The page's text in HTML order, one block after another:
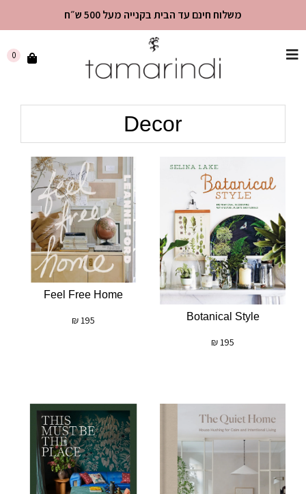
שִׂים
הַמְּסַיַּעַת
הָאֲתָר.
משלוח חינם עד הבית בקנייה מעל 500 ש״ח
0
Decor
Botanical Style
195
₪
Feel Free Home
195
₪